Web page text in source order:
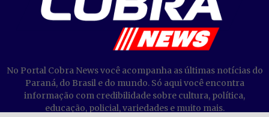
No Portal Cobra News você acompanha as últimas notícias do
Paraná, do Brasil e do mundo. Só aqui você encontra
informação com credibilidade sobre cultura, política,
educação, policial, variedades e muito mais.